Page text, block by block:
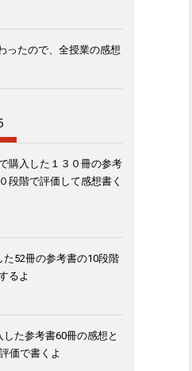
ったので、全授業の感想
購入した１３０冊の参考
段階で評価して感想書く
52冊の参考書の10段階
るよ
た参考書60冊の感想と
価で書くよ